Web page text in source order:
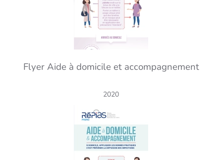
Flyer Aide à domicile et accompagnement
2020